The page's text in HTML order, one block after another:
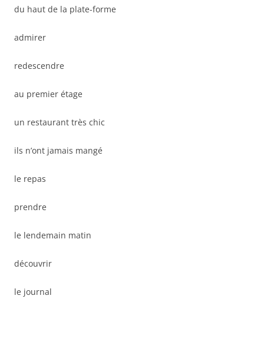
du haut de la plate-forme
admirer
redescendre
au premier étage
un restaurant très chic
ils n’ont jamais mangé
le repas
prendre
le lendemain matin
découvrir
le journal